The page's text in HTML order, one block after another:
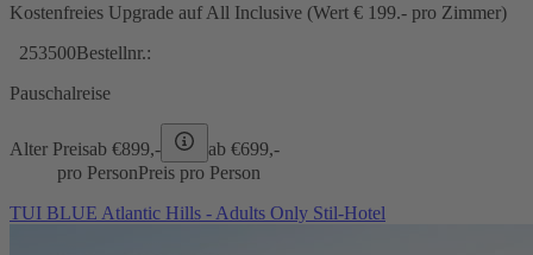
Kostenfreies Upgrade auf All Inclusive (Wert € 199.- pro Zimmer)
253500Bestellnr.:
Pauschalreise
Alter Preisab €899,- ab €699,-
pro PersonPreis pro Person
TUI BLUE Atlantic Hills - Adults Only Stil-Hotel